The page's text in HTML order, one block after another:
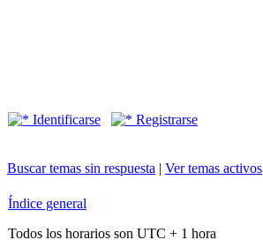
Identificarse
Registrarse
Buscar temas sin respuesta | Ver temas activos
Índice general
Todos los horarios son UTC + 1 hora